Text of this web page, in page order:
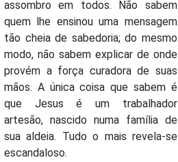
assombro em todos. Não sabem
quem lhe ensinou uma mensagem
tão cheia de sabedoria; do mesmo
modo, não sabem explicar de onde
provém a força curadora de suas
mãos. A única coisa que sabem é
que Jesus é um trabalhador
artesão, nascido numa família de
sua aldeia. Tudo o mais revela-se
escandaloso.